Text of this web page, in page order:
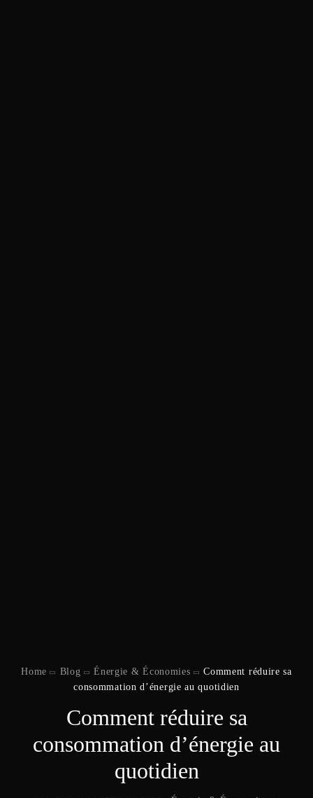
Home Blog Énergie & Économies
Comment réduire sa
consommation d’énergie au quotidien
Comment réduire sa
consommation d’énergie au
quotidien